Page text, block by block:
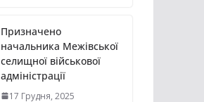
Призначено
начальника Межівської
селищної військової
адміністрації
17 Грудня, 2025